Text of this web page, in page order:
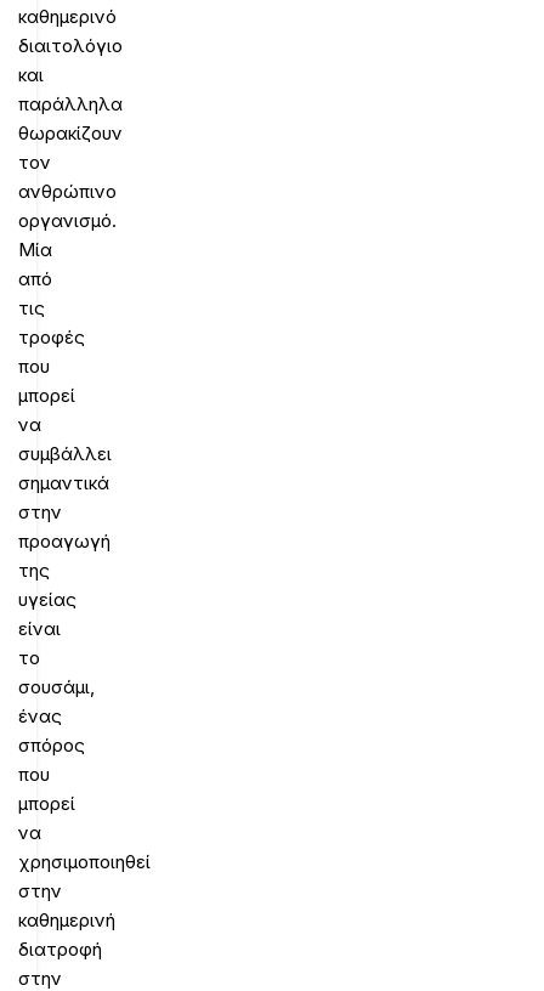
καθημερινό
διαιτολόγιο
και
παράλληλα
θωρακίζουν
τον
ανθρώπινο
οργανισμό.
Μία
από
τις
τροφές
που
μπορεί
να
συμβάλλει
σημαντικά
στην
προαγωγή
της
υγείας
είναι
το
σουσάμι,
ένας
σπόρος
που
μπορεί
να
χρησιμοποιηθεί
στην
καθημερινή
διατροφή
στην